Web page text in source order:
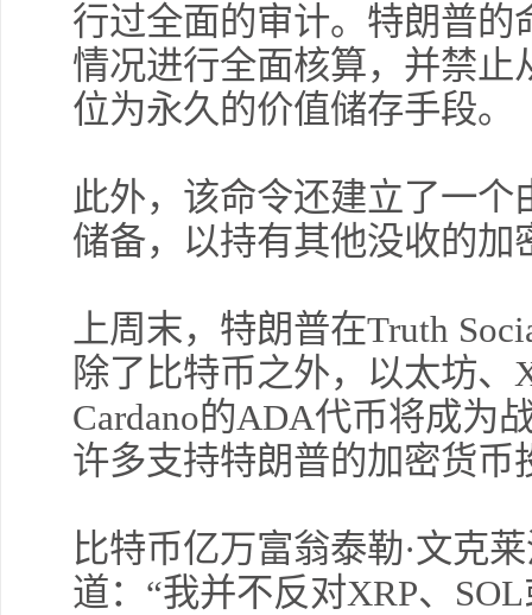
行过全面的审计。特朗普
情况进行全面核算，并禁
位为永久的价值储存手段。
此外，该命令还建立了一
储备，以持有其他没收的加
上周末，特朗普在Truth
除了比特币之外，以太坊、
Cardano的ADA代币将成为
许多支持特朗普的加密货币
比特币亿万富翁泰勒·文克
道：“我并不反对XRP、